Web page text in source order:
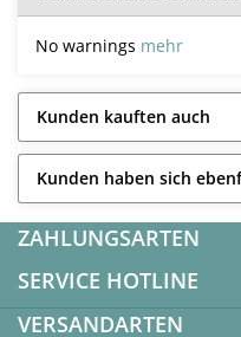
No warnings mehr
Kunden kauften auch
Kunden haben sich
ZAHLUNGSARTEN
SERVICE HOTLINE
VERSANDARTEN